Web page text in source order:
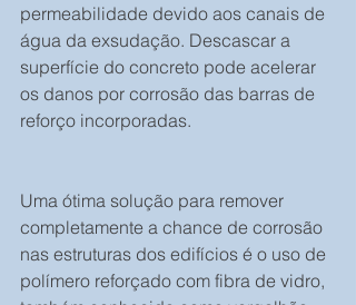
permeabilidade devido aos canais de
água da exsudação. Descascar a
superfície do concreto pode acelerar
os danos por corrosão das barras de
reforço incorporadas.
Uma ótima solução para remover
completamente a chance de corrosão
nas estruturas dos edifícios é o uso de
polímero reforçado com fibra de vidro,